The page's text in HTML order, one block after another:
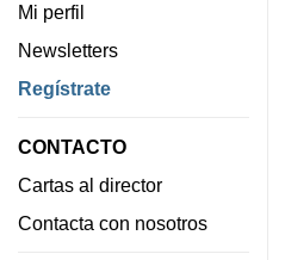
Mi perfil
Newsletters
Regístrate
CONTACTO
Cartas al director
Contacta con nosotros